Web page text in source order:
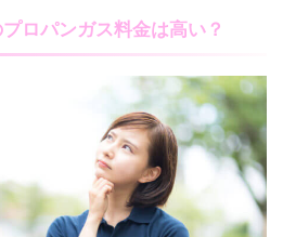
ロパンガス料金は高い？